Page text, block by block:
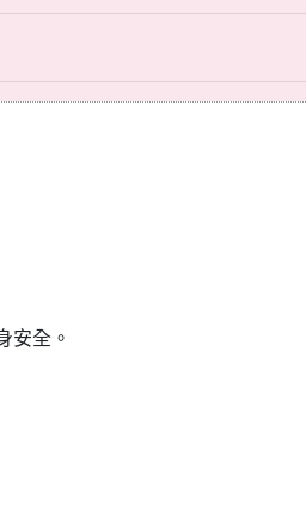
安全。